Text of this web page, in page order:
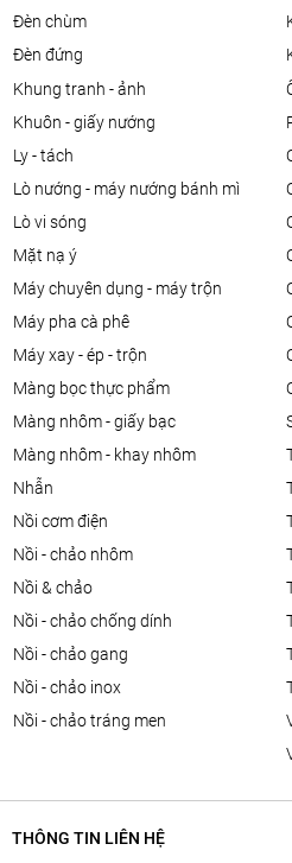
đèn chùm
đèn đứng
khung tranh - ảnh
khuôn - giấy nướng
ly - tách
lò nướng - máy nướng bánh mì
lò vi sóng
mặt nạ ý
máy chuyên dụng - máy trộn
máy pha cà phê
máy xay - ép - trộn
màng bọc thực phẩm
màng nhôm - giấy bạc
màng nhôm - khay nhôm
nhẫn
nồi cơm điện
nồi - chảo nhôm
nồi & chảo
nồi - chảo chống dính
nồi - chảo gang
nồi - chảo inox
nồi - chảo tráng men
THÔNG TIN LIÊN HỆ